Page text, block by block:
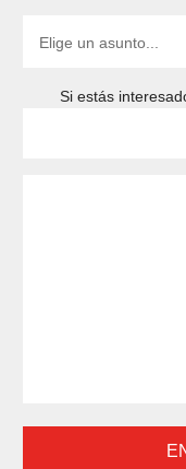
Si estás